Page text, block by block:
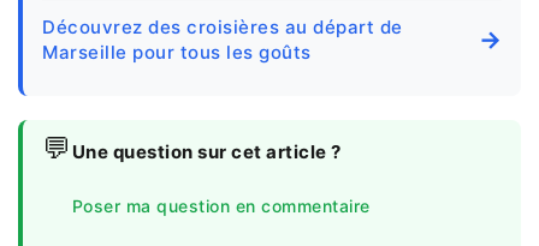
Découvrez des croisières au départ de
Marseille pour tous les goûts
→
💬 Une question sur cet article ?
Poser ma question en commentaire